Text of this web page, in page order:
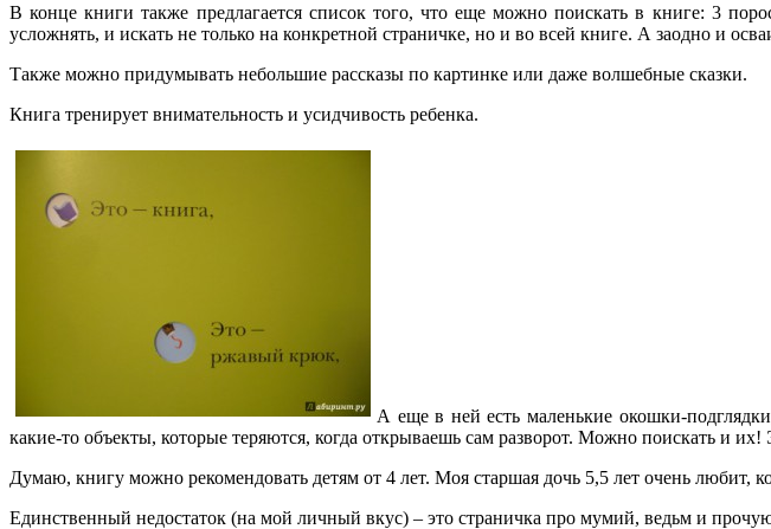
В конце книги также предлагается список того, что еще можно поискать в книге: 3
усложнять, и искать не только на конкретной страничке, но и во всей книге. А заодно и
Также можно придумывать небольшие рассказы по картинке или даже волшебные сказки.
Книга тренирует внимательность и усидчивость ребенка.
А еще в ней есть маленькие окошки-
какие-то объекты, которые теряются, когда открываешь сам разворот. Можно поискать и
Думаю, книгу можно рекомендовать детям от 4 лет. Моя старшая дочь 5,5 лет очень любит,
Единственный недостаток (на мой личный вкус) – это страничка про мумий, ведьм и